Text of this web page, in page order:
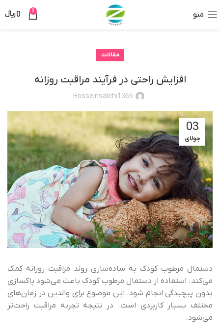
منو 0
0﷼
مقالات
افزایش راحتی در فرآیند مراقبت روزانه
Hosseinsalehi1365
03
جولای
دستمال مرطوب کودک به ساده‌سازی روند مراقبت روزانه کمک
می‌کند. استفاده از دستمال مرطوب کودک باعث می‌شود پاکسازی
بدون پیچیدگی انجام شود. این موضوع برای والدین در زمان‌های
مختلف بسیار کاربردی است. در نتیجه تجربه مراقبت راحت‌تر
می‌شود.